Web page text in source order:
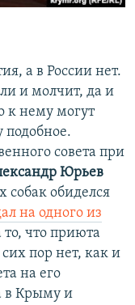
а в России нет.
и молчит, да и
к нему могут
подобное.
совета при
Юрьев
обиделся
на одного из
то, что приюта
пор нет, как и
на его
в Крыму и